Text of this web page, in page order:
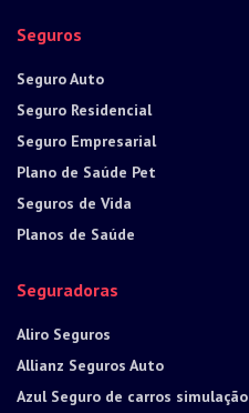
Seguros
Seguro Auto
Seguro Residencial
Seguro Empresarial
Plano de Saúde Pet
Seguros de Vida
Planos de Saúde
Seguradoras
Aliro Seguros
Allianz Seguros Auto
Azul Seguro de carros simulação